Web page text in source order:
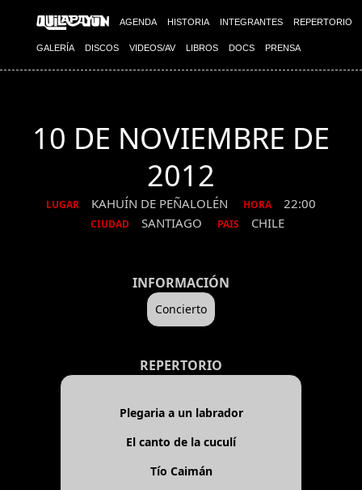
AGENDA HISTORIA INTEGRANTES REPERTORIO
GALERÍA DISCOS VIDEOS/AV LIBROS DOCS PRENSA
10 DE NOVIEMBRE DE
2012
LUGAR KAHUÍN DE PEÑALOLÉN HORA 22:00
CIUDAD SANTIAGO PAIS CHILE
INFORMACIÓN
Concierto
REPERTORIO
Plegaria a un labrador
El canto de la cuculí
Tío Caimán